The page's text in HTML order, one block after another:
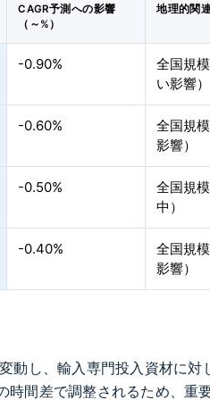
CAGR予測への影響
（～%）
地理的関
-0.90%
全国規
い影響）
-0.60%
全国規
影響）
-0.50%
全国規
中）
-0.40%
全国規
影響）
動し、輸入専門投入資材に
時間差で調整されるため、重